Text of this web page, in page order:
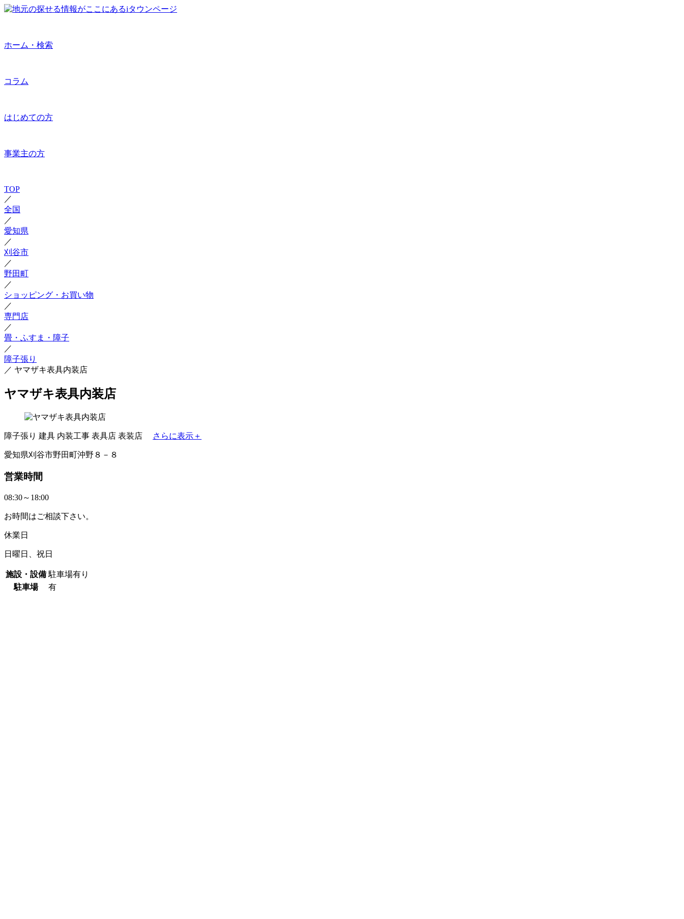
ホーム・検索
コラム
はじめての方
事業主の方
TOP
／
全国
／
愛知県
／
刈谷市
／
野田町
／
ショッピング・お買い物
／
専門店
／
畳・ふすま・障子
／
障子張り
／ ヤマザキ表具内装店
ヤマザキ表具内装店
障子張り 建具 内装工事 表具店 表装店 さらに表示＋
愛知県刈谷市野田町沖野８－８
営業時間
08:30～18:00
お時間はご相談下さい。
休業日
日曜日、祝日
施設・設備 駐車場有り
駐車場
有